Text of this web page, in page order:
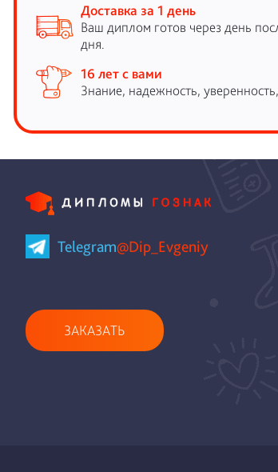
Доставка за 1 день
Ваш диплом готов через день
дня.
16 лет с вами
Знание, надежность,
Telegram@Dip_Evgeniy
ЗАКАЗАТЬ